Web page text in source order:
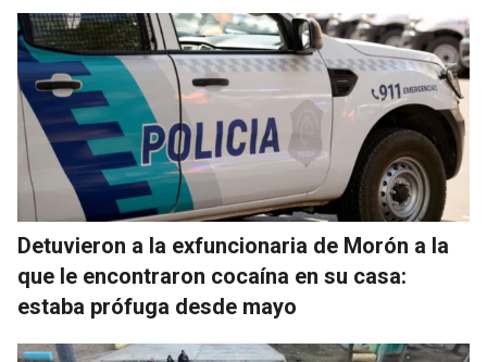
Detuvieron a la exfuncionaria de Morón a la
que le encontraron cocaína en su casa:
estaba prófuga desde mayo